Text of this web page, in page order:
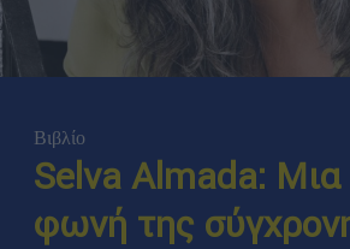
Βιβλίο
Selva Almada: Μια
φωνή της